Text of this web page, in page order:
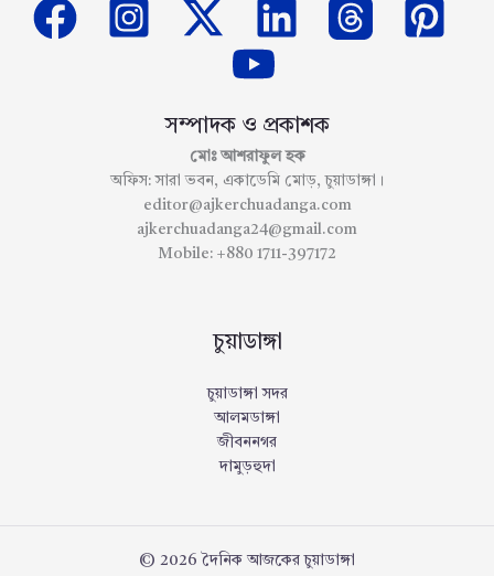
সম্পাদক ও প্রকাশক
মোঃ আশরাফুল হক
অফিস: সারা ভবন, একাডেমি মোড়, চুয়াডাঙ্গা।
editor@ajkerchuadanga.com
ajkerchuadanga24@gmail.com
Mobile: +880 1711-397172
চুয়াডাঙ্গা
চুয়াডাঙ্গা সদর
আলমডাঙ্গা
জীবননগর
দামুড়হুদা
© 2026 দৈনিক আজকের চুয়াডাঙ্গা